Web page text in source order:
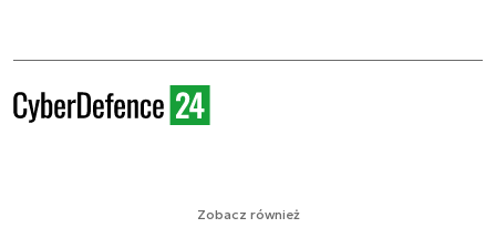
Zobacz również